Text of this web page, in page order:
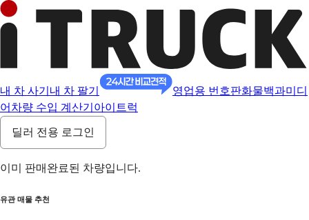
내 차 사기 내 차 팔기 영업용 번호판화물백과미디
어 차량 수입 계산기 아이트럭
딜러 전용 로그인
이미 판매완료된 차량입니다.
유관 매물 추천